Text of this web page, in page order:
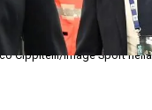
Cippitelli/Image Sport